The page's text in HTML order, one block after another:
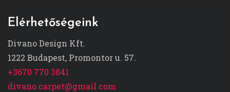
Elérhetőségeink
Divano Design Kft.
1222 Budapest, Promontor u. 57.
+3670 770 3841
divano.carpet@gmail.com